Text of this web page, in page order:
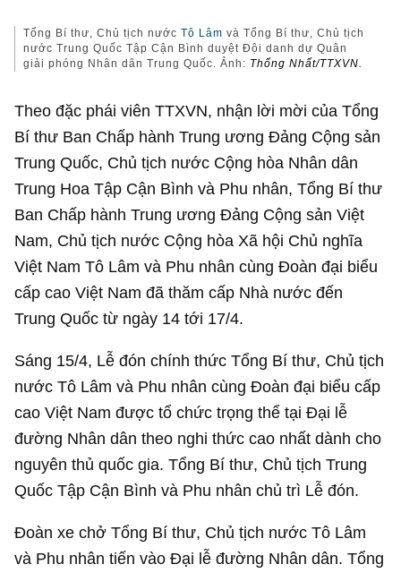
Tổng Bí thư, Chủ tịch nướcTô Lâm và Tổng Bí thư, Chủ tịch
nước Trung Quốc Tập Cận Bình duyệt Đội danh dự Quân
giải phóng Nhân dân Trung Quốc. Ảnh: Thống Nhất/TTXVN.
Theo đặc phái viên TTXVN, nhận lời mời của Tổng
Bí thư Ban Chấp hành Trung ương Đảng Cộng sản
Trung Quốc, Chủ tịch nước Cộng hòa Nhân dân
Trung Hoa Tập Cận Bình và Phu nhân, Tổng Bí thư
Ban Chấp hành Trung ương Đảng Cộng sản Việt
Nam, Chủ tịch nước Cộng hòa Xã hội Chủ nghĩa
Việt Nam Tô Lâm và Phu nhân cùng Đoàn đại biểu
cấp cao Việt Nam đã thăm cấp Nhà nước đến
Trung Quốc từ ngày 14 tới 17/4.
Sáng 15/4, Lễ đón chính thức Tổng Bí thư, Chủ tịch
nước Tô Lâm và Phu nhân cùng Đoàn đại biểu cấp
cao Việt Nam được tổ chức trọng thể tại Đại lễ
đường Nhân dân theo nghi thức cao nhất dành cho
nguyên thủ quốc gia. Tổng Bí thư, Chủ tịch Trung
Quốc Tập Cận Bình và Phu nhân chủ trì Lễ đón.
Đoàn xe chở Tổng Bí thư, Chủ tịch nước Tô Lâm
và Phu nhân tiến vào Đại lễ đường Nhân dân. Tổng